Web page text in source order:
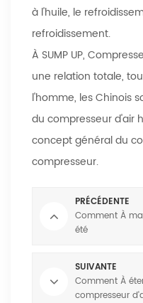
à l'huile, le
refroidissement.
À SUMP UP,
une relation totale,
l'homme, les Chinois
du compresseur d'air
concept général du
compresseur.
PRÉCÉDENTE
Comment À
été
SUIVANTE
Comment À
compresseur